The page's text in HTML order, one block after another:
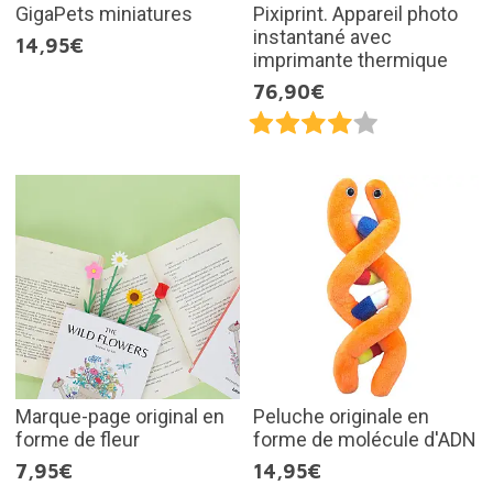
GigaPets miniatures
14,95€
Pixiprint. Appareil photo
instantané avec
imprimante thermique
76,90€
Marque-page original en
forme de fleur
7,95€
Peluche originale en
forme de molécule d'ADN
14,95€